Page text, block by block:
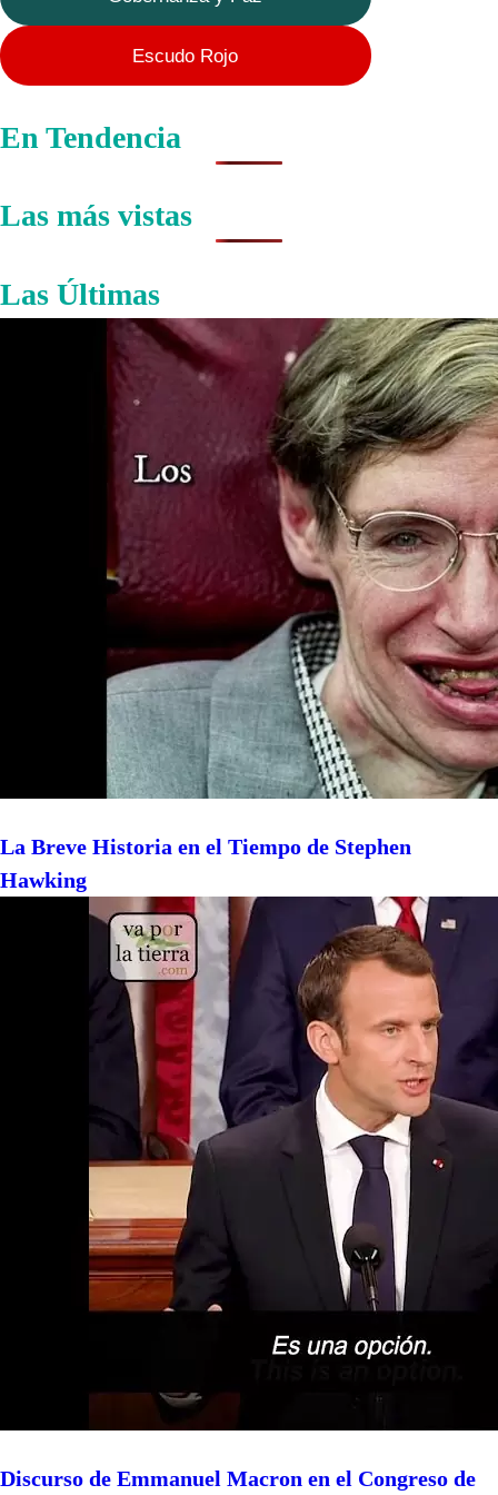
Escudo Rojo
En Tendencia
Las más vistas
Las Últimas
La Breve Historia en el Tiempo de Stephen
Hawking
Discurso de Emmanuel Macron en el Congreso de